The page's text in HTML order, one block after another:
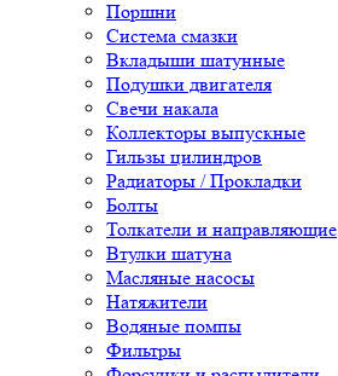
Поршни
Система смазки
Вкладыши шатунные
Подушки двигателя
Свечи накала
Коллекторы выпускные
Гильзы цилиндров
Радиаторы / Прокладки
Болты
Толкатели и направляющие
Втулки шатуна
Масляные насосы
Натяжители
Водяные помпы
Фильтры